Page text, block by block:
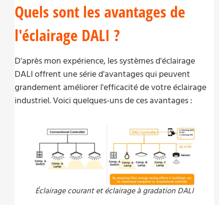
Quels sont les avantages de
l'éclairage DALI ?
D'après mon expérience, les systèmes d'éclairage
DALI offrent une série d'avantages qui peuvent
grandement améliorer l'efficacité de votre éclairage
industriel. Voici quelques-uns de ces avantages :
Éclairage courant et éclairage à gradation DALI